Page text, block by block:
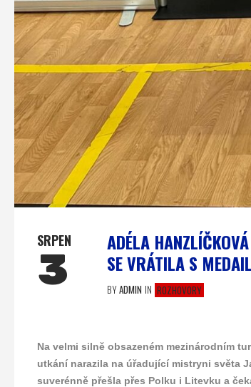
SRPEN
3
ADÉLA
SE VRÁTILA S
BYADMIN IN ROZHOVORY
Na velmi silně obsazeném mezinárodním
utkání narazila na úřadující mistryni světa
suverénně přešla přes Polku i Litevku a